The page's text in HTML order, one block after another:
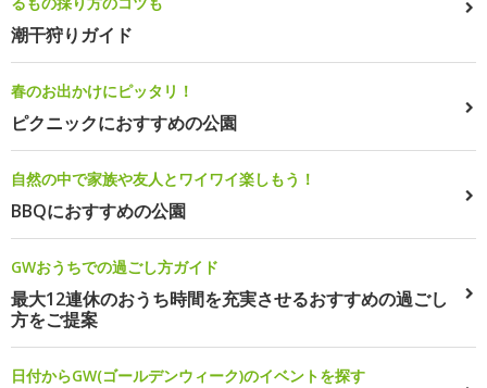
潮干狩りガイド
春のお出かけにピッタリ！
ピクニックにおすすめの公園
自然の中で家族や友人とワイワイ楽しもう！
BBQにおすすめの公園
GWおうちでの過ごし方ガイド
最大12連休のおうち時間を充実させるおすすめの過ごし
方をご提案
日付からGW(ゴールデンウィーク)のイベントを探す